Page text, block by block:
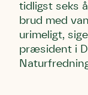
tidligst seks
brud med
urimeligt,
præsident i
Du
Linie 1
Test
Hjørring
Linie 2
Du
hjem
mest
Du